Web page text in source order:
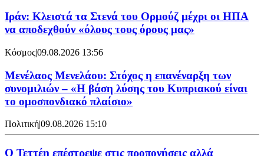
Ιράν: Κλειστά τα Στενά του Ορμούζ μέχρι οι ΗΠΑ
να αποδεχθούν «όλους τους όρους μας»
Κόσμος|09.08.2026 13:56
Μενέλαος Μενελάου: Στόχος η επανέναρξη των
συνομιλιών – «Η βάση λύσης του Κυπριακού είναι
το ομοσπονδιακό πλαίσιο»
Πολιτική|09.08.2026 15:10
Ο Τεττέη επέστρεψε στις προπονήσεις αλλά